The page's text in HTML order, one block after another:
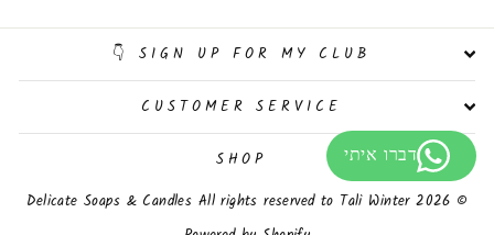
SIGN UP FOR MY CLUB 👇
CUSTOMER SERVICE
SHOP
© 2026 Delicate Soaps & Candles All rights reserved to Tali Winter